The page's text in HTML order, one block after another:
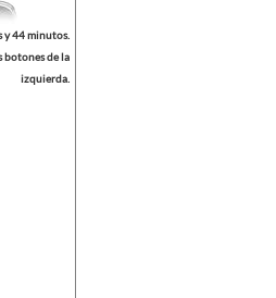
y 44 minutos.
botones de la
izquierda.